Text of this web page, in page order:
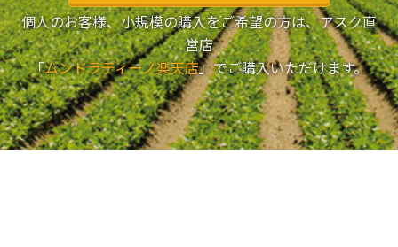
個人のお客様、小規模の購入をご希望の方は、アスク直
営店
「ムンドラティーノ楽天店」でご購入いただけます。